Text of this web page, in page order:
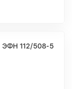
112/508-5